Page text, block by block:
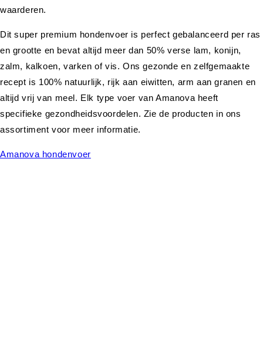
waarderen.
Dit super premium hondenvoer is perfect gebalanceerd per ras
en grootte en bevat altijd meer dan 50% verse lam, konijn,
zalm, kalkoen, varken of vis. Ons gezonde en zelfgemaakte
recept is 100% natuurlijk, rijk aan eiwitten, arm aan granen en
altijd vrij van meel. Elk type voer van Amanova heeft
specifieke gezondheidsvoordelen. Zie de producten in ons
assortiment voor meer informatie.
Amanova hondenvoer